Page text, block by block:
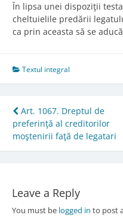
În lipsa unei dispoziţii
cheltuielile predării
ca prin aceasta să se
Textul integral
Post
navigation
Art. 1067. Dreptul de
preferinţă al creditorilor
moştenirii faţă de legatari
Leave a Reply
You must be logged in to post